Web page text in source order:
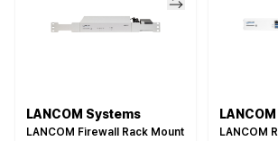
LANCOM Systems
LANCOM Firewall Rack Mount
LANCOM